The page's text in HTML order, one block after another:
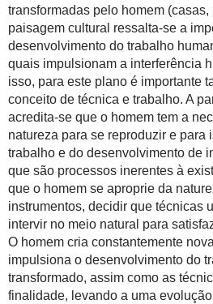
transformadas pelo homem
paisagem cultural ressalta-se a
desenvolvimento do trabalho
quais impulsionam a interferência
isso, para este plano é importante
conceito de técnica e trabalho. A
acredita-se que o homem tem a
natureza para se reproduzir e para
trabalho e do desenvolvimento de
que são processos inerentes à
que o homem se aproprie da
instrumentos, decidir que técnicas
intervir no meio natural para
O homem cria constantemente
impulsiona o desenvolvimento do
transformado, assim como as
finalidade, levando a uma